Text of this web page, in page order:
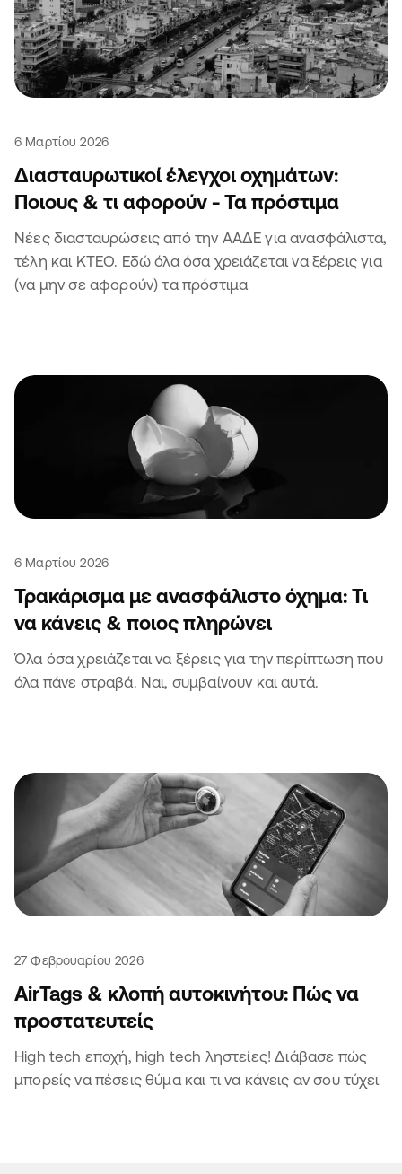
6 Μαρτίου 2026
Διασταυρωτικοί έλεγχοι οχημάτων:
Ποιους & τι αφορούν - Τα πρόστιμα
Νέες διασταυρώσεις από την ΑΑΔΕ για ανασφάλιστα,
τέλη και ΚΤΕΟ. Εδώ όλα όσα χρειάζεται να ξέρεις για
(να μην σε αφορούν) τα πρόστιμα
6 Μαρτίου 2026
Τρακάρισμα με ανασφάλιστο όχημα: Τι
να κάνεις & ποιος πληρώνει
Όλα όσα χρειάζεται να ξέρεις για την περίπτωση που
όλα πάνε στραβά. Ναι, συμβαίνουν και αυτά.
27 Φεβρουαρίου 2026
AirTags & κλοπή αυτοκινήτου: Πώς να
προστατευτείς
High tech εποχή, high tech ληστείες! Διάβασε πώς
μπορείς να πέσεις θύμα και τι να κάνεις αν σου τύχει